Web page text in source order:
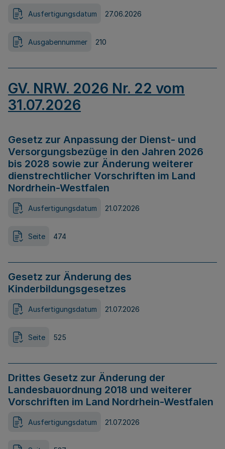
Ausfertigungsdatum 27.06.2026
Ausgabennummer 210
GV. NRW. 2026 Nr. 22 vom
31.07.2026
Gesetz zur Anpassung der Dienst- und
Versorgungsbezüge in den Jahren 2026
bis 2028 sowie zur Änderung weiterer
dienstrechtlicher Vorschriften im Land
Nordrhein-Westfalen
Ausfertigungsdatum 21.07.2026
Seite 474
Gesetz zur Änderung des
Kinderbildungsgesetzes
Ausfertigungsdatum 21.07.2026
Seite 525
Drittes Gesetz zur Änderung der
Landesbauordnung 2018 und weiterer
Vorschriften im Land Nordrhein-Westfalen
Ausfertigungsdatum 21.07.2026